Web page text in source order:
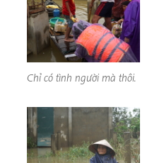
Chỉ có tình người mà thôi.